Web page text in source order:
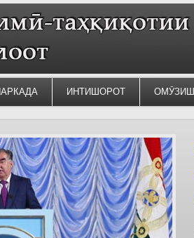
ИНТИШОРОТ ОМӮЗИШ